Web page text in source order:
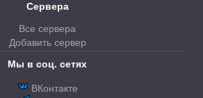
Сервера
Все сервера
Добавить сервер
Мы в соц. сетях
ВКонтакте